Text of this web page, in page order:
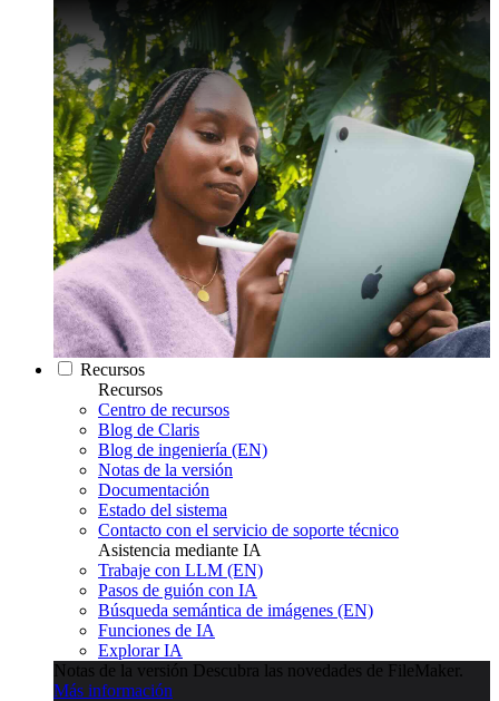
Recursos
Recursos
Centro de recursos
Blog de Claris
Blog de ingeniería (EN)
Notas de la versión
Documentación
Estado del sistema
Contacto con el servicio de soporte técnico
Asistencia mediante IA
Trabaje con LLM (EN)
Pasos de guión con IA
Búsqueda semántica de imágenes (EN)
Funciones de IA
Explorar IA
Notas de la versión Descubra las novedades de FileMaker.
Más información